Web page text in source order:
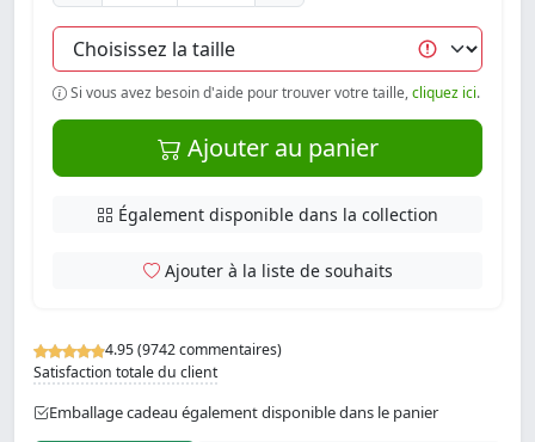
4.95 (9742 commentaires)
Satisfaction totale du client
Emballage cadeau également disponible dans le panier
Si vous avez besoin d'aide pour trouver votre taille,cliquez ici.
Ajouter au panier
Également disponible dans la collection
Ajouter à la liste de souhaits